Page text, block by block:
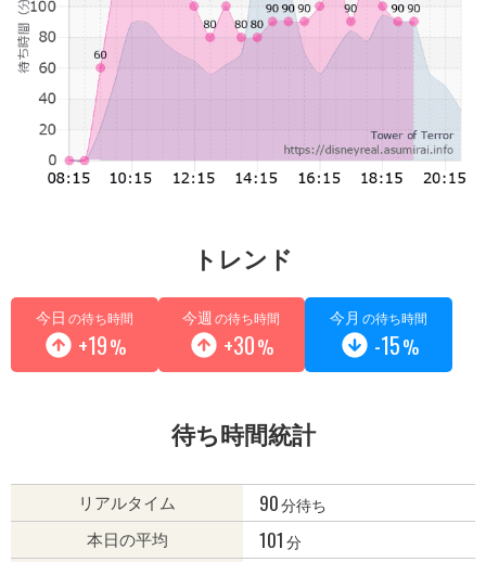
トレンド
今日 の待ち時間
+19%
今週 の待ち時間
+30%
今月 の待ち時間
-15%
待ち時間統計
リアルタイム 90分待ち
本日の平均 101分